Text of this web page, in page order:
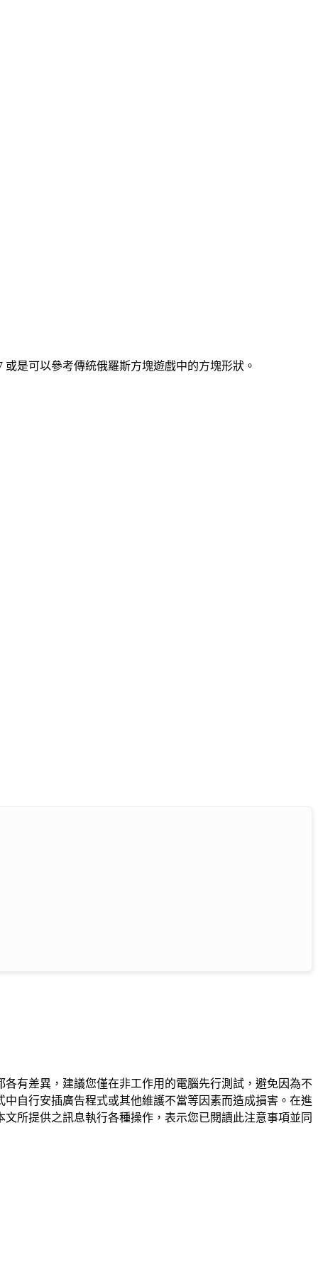
是可以參考傳統俄羅斯方塊遊戲中的方塊形狀。
有差異，建議您僅在非工作用的電腦先行測試，避免因為不
自行安插廣告程式或其他維護不當等因素而造成損害。在進
所提供之訊息執行各種操作，表示您已閱讀此注意事項並同